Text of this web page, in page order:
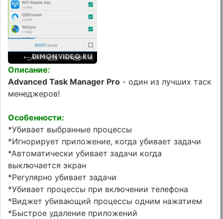
Описание:
Advanced Task Manager Pro - один из лучших таск
менеджеров!
Особенности:
*Убивает выбранные процессы
*Игнорирует приложение, когда убивает задачи
*Автоматически убивает задачи когда
выключается экран
*Регулярно убивает задачи
*Убивает процессы при включении телефона
*Виджет убивающий процессы одним нажатием
*Быстрое удаление приложений